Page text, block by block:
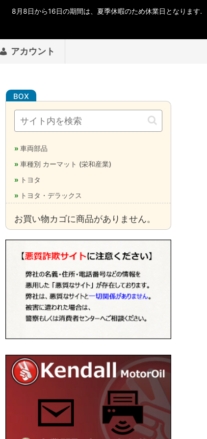
アカウント
車両部品
車種別 カーマット (栄和産業)
トヨタ
トヨタ・デラックス
お買い物カゴに商品がありません。